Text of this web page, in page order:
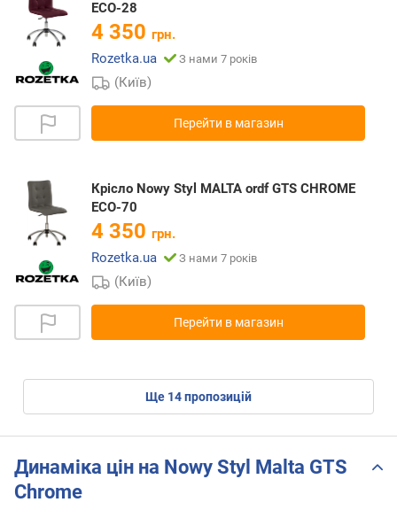
ECO-28
4 350 грн.
Rozetka.ua
З нами 7 років
(Київ)
Перейти в магазин
Крісло Nowy Styl MALTA ordf GTS CHROME
ECO-70
4 350 грн.
Rozetka.ua
З нами 7 років
(Київ)
Перейти в магазин
ще 14пропозицій
Динаміка цін на Nowy Styl Malta GTS
Chrome